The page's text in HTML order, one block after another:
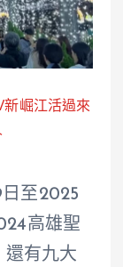
崛江活過來
日至2025
高雄聖
還有九大